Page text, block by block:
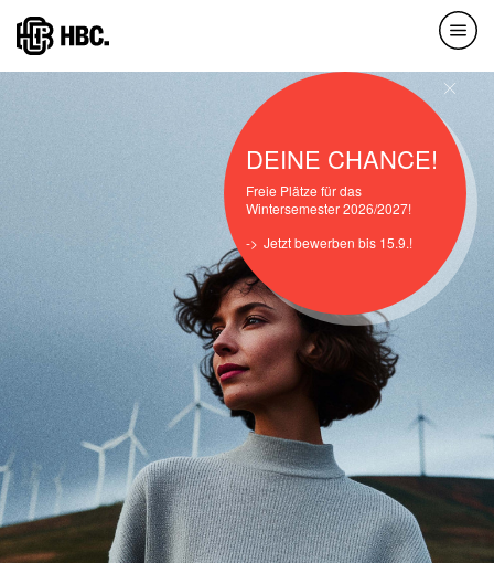
Direkt
zum
Inhalt
DEINE CHANCE!
Freie Plätze für das
Wintersemester 2026/2027!
Jetzt bewerben bis 15.9.!